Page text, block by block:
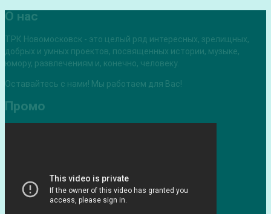
О нас
ТРК Новомосковск - это целый ряд интересных, зрелищных,
добрых и умных проектов, посвященных истории, музыке,
юмору, развлечениям и, конечно, человеку.
Оставайтесь с нами! Мы работаем для Вас!
Промо